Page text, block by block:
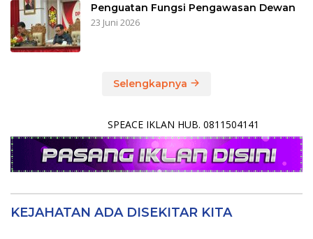
Penguatan Fungsi Pengawasan Dewan
23 Juni 2026
Selengkapnya
SPEACE IKLAN HUB. 0811504141
KEJAHATAN ADA DISEKITAR KITA